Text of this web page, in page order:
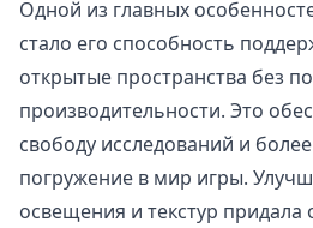
Одной из главных
стало его способность
открытые пространства без
производительности. Это
свободу исследований и
погружение в мир игры.
освещения и текстур